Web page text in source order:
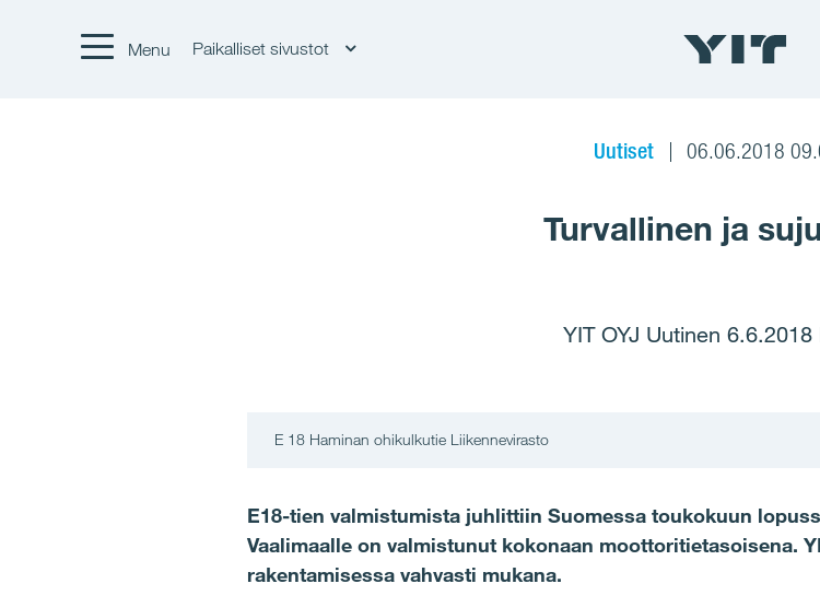
Menu Paikalliset sivustot
Uutiset 06.06.2018
Turvallinen ja
YIT OYJ Uutinen
E 18 Haminan ohikulkutie Liikennevirasto
E18-tien valmistumista juhlittiin Suomessa toukokuun
Vaalimaalle on valmistunut kokonaan moottoritietasoisena.
rakentamisessa vahvasti mukana.